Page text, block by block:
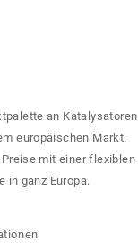
an
europäischen Markt.
mit einer
in ganz Europa.